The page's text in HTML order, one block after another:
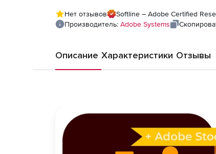
Нет отзывов
Softline – Adobe Certified
Производитель: Adobe Systems
Описание Характеристики Отзывы